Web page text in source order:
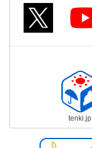
tenki.jp